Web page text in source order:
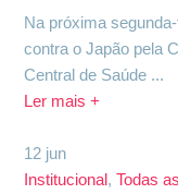
Na próxima
contra o Japão pela
Central de Saúde ...
Ler mais +
12 jun
Institucional,Todas